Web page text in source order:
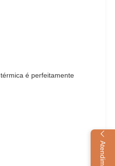
é perfeitamente